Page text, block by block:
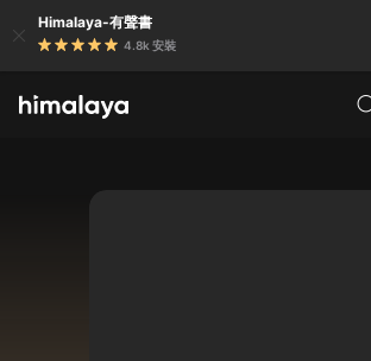
Himalaya-有聲書
4.8k 安裝